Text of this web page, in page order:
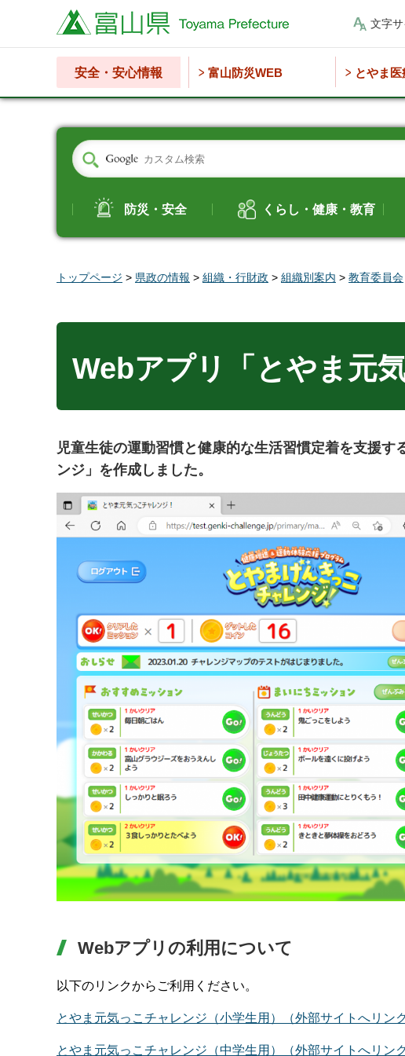
富山県 文字
安全・安心情報 富山防災WEB とやま
防災・安全 くらし・健康・教育
トップページ > 県政の情報 > 組織・行財政 > 組織別案内 > 教育委員会
Webアプリ「とやま元
児童生徒の運動習慣と健康的な生活習慣定着を支援
ンジ」を作成しました。
Webアプリの利用について
以下のリンクからご利用ください。
とやま元気っこチャレンジ（小学生用）（外部サイトへリン
とやま元気っこチャレンジ（中学生用）（外部サイトへリン